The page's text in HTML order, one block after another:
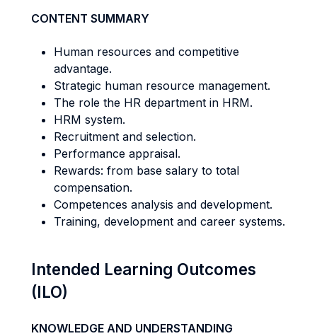
CONTENT SUMMARY
Human resources and competitive
advantage.
Strategic human resource management.
The role the HR department in HRM.
HRM system.
Recruitment and selection.
Performance appraisal.
Rewards: from base salary to total
compensation.
Competences analysis and development.
Training, development and career systems.
Intended Learning Outcomes
(ILO)
KNOWLEDGE AND UNDERSTANDING